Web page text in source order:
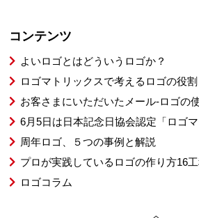
コンテンツ
よいロゴとはどういうロゴか？
ロゴマトリックスで考えるロゴの役
お客さまにいただいたメール-ロゴの
6月5日は日本記念日協会認定「ロゴマ
周年ロゴ、５つの事例と解説
プロが実践しているロゴの作り方16工
ロゴコラム